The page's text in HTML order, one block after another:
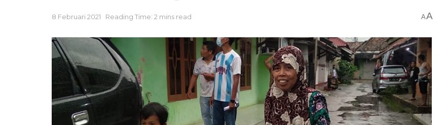
8 Februari 2021 Reading Time: 2 mins read AA